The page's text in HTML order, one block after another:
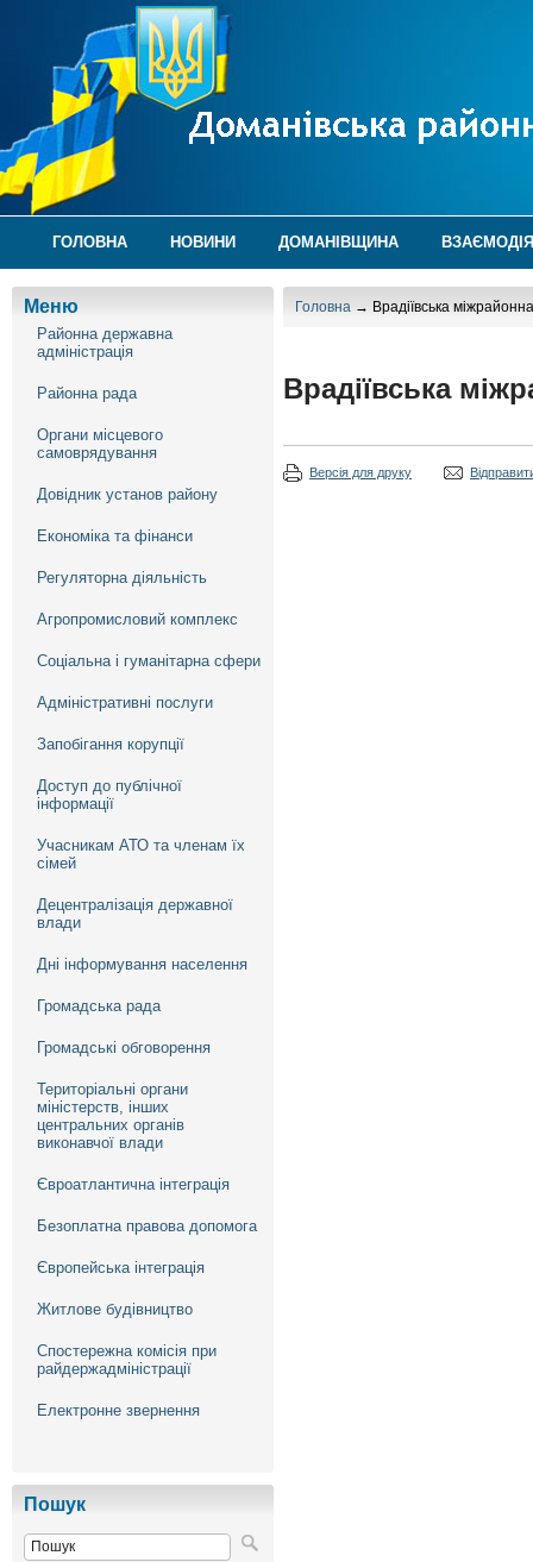
ГОЛОВНА НОВИНИ ДОМАНІВЩИНА
Меню
Районна державна
адміністрація
Районна рада
Органи місцевого
самоврядування
Довідник установ району
Економіка та фінанси
Регуляторна діяльність
Агропромисловий комплекс
Соціальна і гуманітарна сфери
Адміністративні послуги
Запобігання корупції
Доступ до публічної
інформації
Учасникам АТО та членам їх
сімей
Децентралізація державної
влади
Дні інформування населення
Громадська рада
Громадські обговорення
Територіальні органи
міністерств, інших
центральних органів
виконавчої влади
Євроатлантична інтеграція
Безоплатна правова допомога
Європейська інтеграція
Житлове будівництво
Спостережна комісія при
райдержадміністрації
Електронне звернення
Пошук
Головна → Врадіївська
Врадіївська
Версія для друку